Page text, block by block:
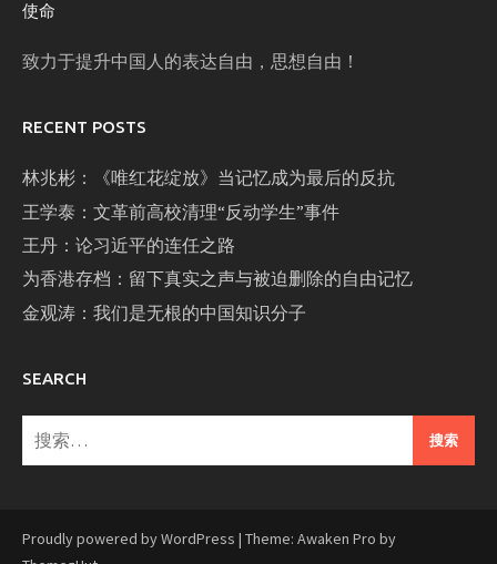
使命
致力于提升中国人的表达自由，思想自由！
RECENT POSTS
林兆彬：《唯红花绽放》当记忆成为最后的反抗
王学泰：文革前高校清理“反动学生”事件
王丹：论习近平的连任之路
为香港存档：留下真实之声与被迫删除的自由记忆
金观涛：我们是无根的中国知识分子
SEARCH
搜
索：
Proudly powered by WordPress | Theme: Awaken Pro by